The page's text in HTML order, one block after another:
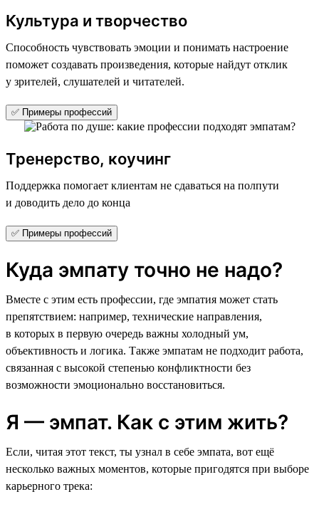
Культура и творчество
Способность чувствовать эмоции и понимать настроение
поможет создавать произведения, которые найдут отклик
у зрителей, слушателей и читателей.
✅ Примеры профессий
Тренерство, коучинг
Поддержка помогает клиентам не сдаваться на полпути
и доводить дело до конца
✅ Примеры профессий
Куда эмпату точно не надо?
Вместе с этим есть профессии, где эмпатия может стать
препятствием: например, технические направления,
в которых в первую очередь важны холодный ум,
объективность и логика. Также эмпатам не подходит работа,
связанная с высокой степенью конфликтности без
возможности эмоционально восстановиться.
Я — эмпат. Как с этим жить?
Если, читая этот текст, ты узнал в себе эмпата, вот ещё
несколько важных моментов, которые пригодятся при выборе
карьерного трека: